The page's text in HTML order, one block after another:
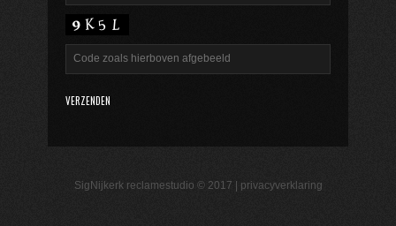
SigNijkerk reclamestudio © 2017 | privacyverklaring